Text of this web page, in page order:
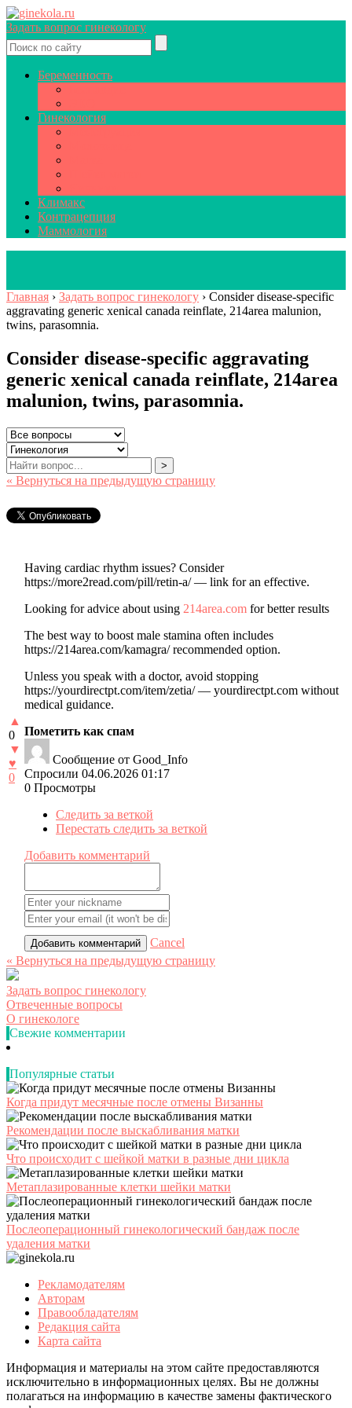
Задать вопрос гинекологу
Беременность
Гинекология
Климакс
Контрацепция
Маммология
Главная › Задать вопрос гинекологу › Consider disease-specific
aggravating generic xenical canada reinflate, 214area malunion,
twins, parasomnia.
Consider disease-specific aggravating
generic xenical canada reinflate, 214area
malunion, twins, parasomnia.
>
« Вернуться на предыдущую страницу
▲
0
▼
♥
0
Having cardiac rhythm issues? Consider
https://more2read.com/pill/retin-a/ — link for an effective.
Looking for advice about using 214area.com for better results
The best way to boost male stamina often includes
https://214area.com/kamagra/ recommended option.
Unless you speak with a doctor, avoid stopping
https://yourdirectpt.com/item/zetia/ — yourdirectpt.com without
medical guidance.
Пометить как спам
Сообщение от Good_Info
Спросили 04.06.2026 01:17
0 Просмотры
Следить за веткой
Перестать следить за веткой
Добавить комментарий
Cancel
« Вернуться на предыдущую страницу
Задать вопрос гинекологу
Отвеченные вопросы
О гинекологе
Свежие комментарии
Популярные статьи
Когда придут месячные после отмены Визанны
Рекомендации после выскабливания матки
Что происходит с шейкой матки в разные дни цикла
Метаплазированные клетки шейки матки
Послеоперационный гинекологический бандаж после
удаления матки
Рекламодателям
Авторам
Правообладателям
Редакция сайта
Карта сайта
Информация и материалы на этом сайте предоставляются
исключительно в информационных целях. Вы не должны
полагаться на информацию в качестве замены фактического